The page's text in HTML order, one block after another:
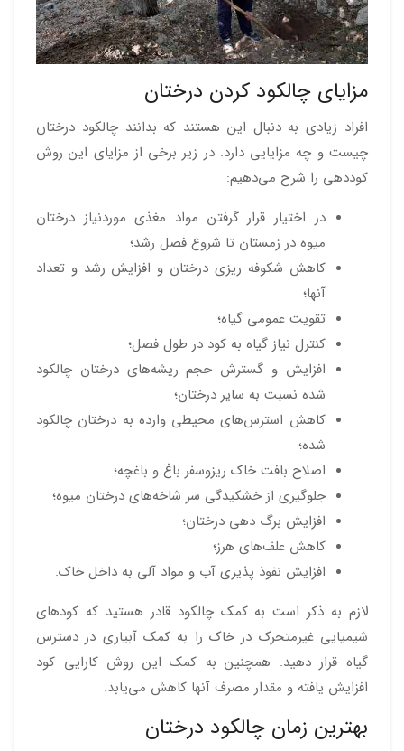
مزایای چالکود کردن درختان
افراد زیادی به دنبال این هستند که بدانند چالکود درختان
چیست و چه مزایایی دارد. در زیر برخی از مزایای این روش
کوددهی را شرح می‌دهیم:
در اختیار قرار گرفتن مواد مغذی موردنیاز درختان
میوه در زمستان تا شروع فصل رشد؛
کاهش شکوفه ریزی درختان و افزایش رشد و تعداد
آنها؛
تقویت عمومی گیاه؛
کنترل نیاز گیاه به کود در طول فصل؛
افزایش و گسترش حجم ریشه‌های درختان چالکود
شده نسبت به سایر درختان؛
کاهش استرس‌های محیطی وارده به درختان چالکود
شده؛
اصلاح بافت خاک ریزوسفر باغ و باغچه؛
جلوگیری از خشکیدگی سر شاخه‌های درختان میوه؛
افزایش برگ دهی درختان؛
کاهش علف‌های هرز؛
افزایش نفوذ پذیری آب و مواد آلی به داخل خاک.
لازم به ذکر است به کمک چالکود قادر هستید که کودهای
شیمیایی غیرمتحرک در خاک را به کمک آبیاری در دسترس
گیاه قرار دهید. همچنین به کمک این روش کارایی کود
افزایش یافته و مقدار مصرف آنها کاهش می‌یابد.
بهترین زمان چالکود درختان